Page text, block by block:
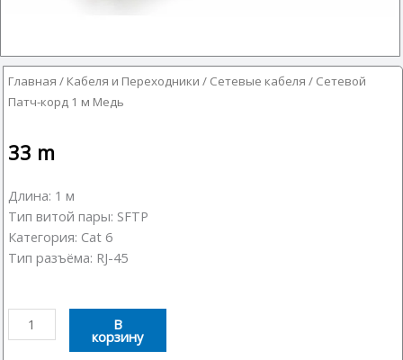
Главная / Кабеля и Переходники / Сетевые кабеля / Сетевой
Патч-корд 1 м Медь
33 m
Длина: 1 м
Тип витой пары: SFTP
Категория: Cat 6
Тип разъёма: RJ-45
Количество
товара
В
корзину